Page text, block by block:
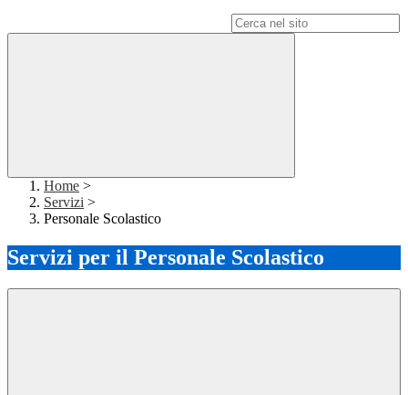
Home >
Servizi >
Personale Scolastico
Servizi per il Personale Scolastico